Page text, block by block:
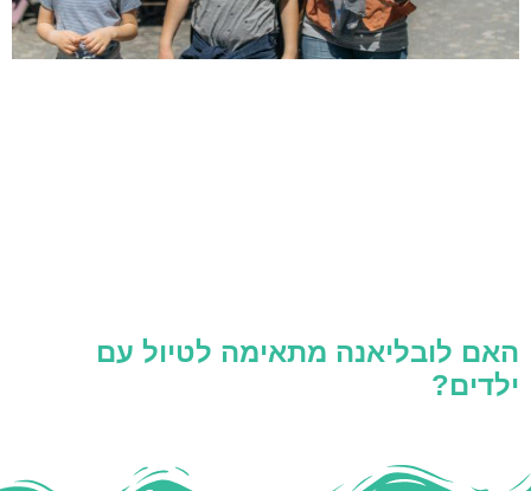
האם לובליאנה מתאימה לטיול עם
ילדים?